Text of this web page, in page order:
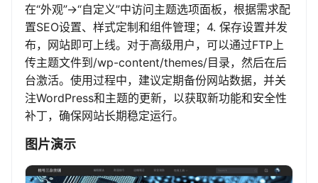
在“外观”->“自定义”中访问主题选项面板，根据需求配
置SEO设置、样式定制和组件管理；4. 保存设置并发
布，网站即可上线。对于高级用户，可以通过FTP上
传主题文件到/wp-content/themes/目录，然后在后
台激活。使用过程中，建议定期备份网站数据，并关
注WordPress和主题的更新，以获取新功能和安全性
补丁，确保网站长期稳定运行。
图片演示